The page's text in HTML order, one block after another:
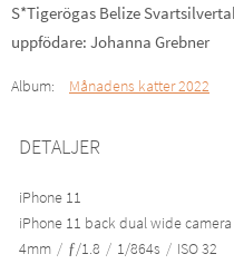
S*Tigerögas Belize
uppfödare: Johanna Grebner
Album: Månadens katter 2022
DETALJER
iPhone 11
iPhone 11 back dual wide
4mm / ƒ/1.8 / 1/864s / ISO 32